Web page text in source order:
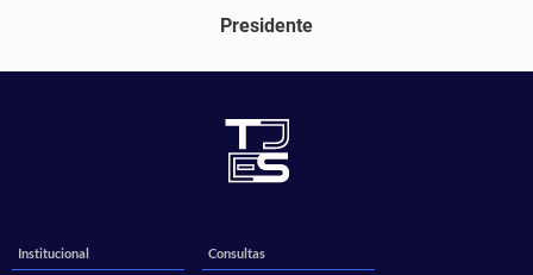
Presidente
Institucional Consultas